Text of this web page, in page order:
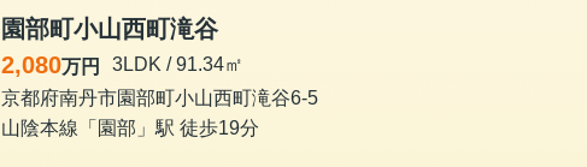
園部町小山西町滝谷
2,080万円
3LDK / 91.34㎡
京都府南丹市園部町小山西町滝谷6-5
山陰本線「園部」駅 徒歩19分